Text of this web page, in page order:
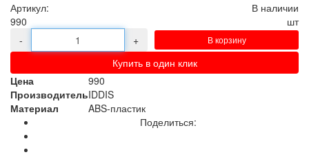
Артикул:
В наличии
990
шт
-
+ В корзину
Купить в один клик
Цена
990
ПроизводительIDDIS
Материал
ABS-пластик
Поделиться: